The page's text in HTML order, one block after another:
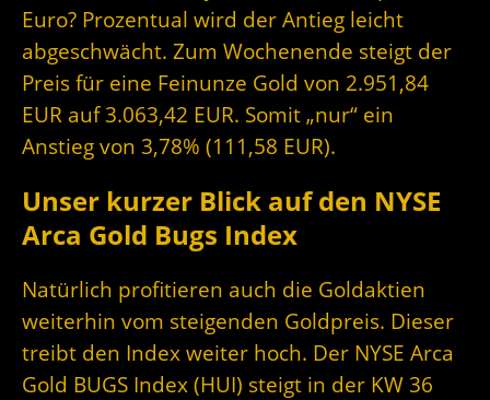
Euro? Prozentual wird der Antieg leicht
abgeschwächt. Zum Wochenende steigt der
Preis für eine Feinunze Gold von 2.951,84
EUR auf 3.063,42 EUR. Somit „nur“ ein
Anstieg von 3,78% (111,58 EUR).
Unser kurzer Blick auf den NYSE
Arca Gold Bugs Index
Natürlich profitieren auch die Goldaktien
weiterhin vom steigenden Goldpreis. Dieser
treibt den Index weiter hoch. Der NYSE Arca
Gold BUGS Index (HUI) steigt in der KW 36